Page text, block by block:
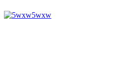
5wxw